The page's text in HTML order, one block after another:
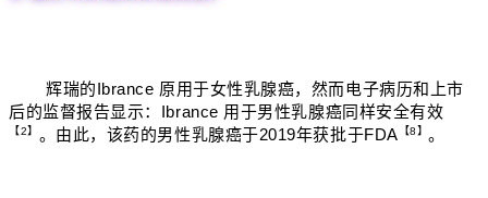
辉瑞的Ibrance 原用于女性乳腺癌，然而电子病历和上市
后的监督报告显示：Ibrance 用于男性乳腺癌同样安全有效
【2】 。由此，该药的男性乳腺癌于2019年获批于FDA 【8】 。